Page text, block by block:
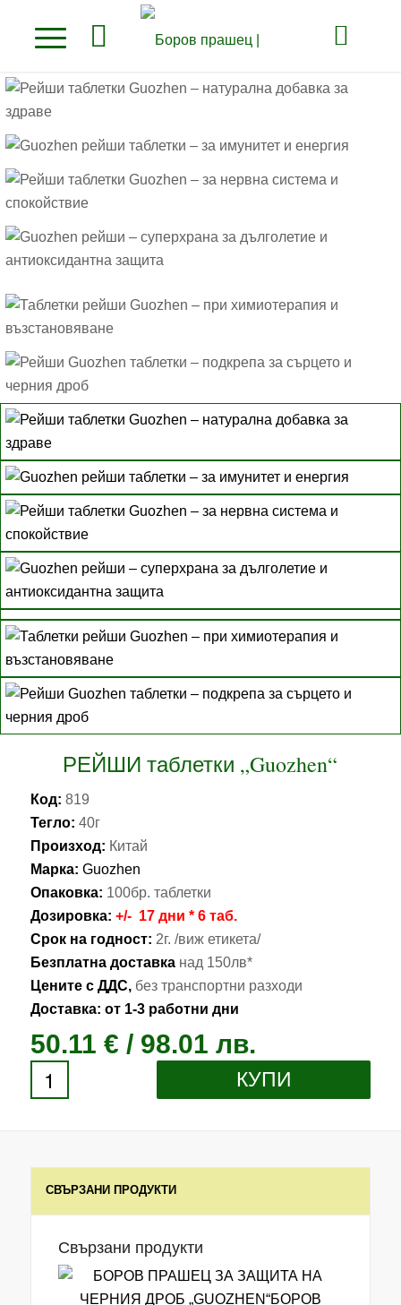
РЕЙШИ таблетки „Guozhen“
Код: 819
Тегло: 40г
Произход: Китай
Марка: Guozhen
Опаковка: 100бр. таблетки
Дозировка: +/- 17 дни * 6 таб.
Срок на годност: 2г. /виж етикета/
Безплатна доставканад 150лв*
Цените с ДДС,без транспортни разходи
Доставка: от 1-3 работни дни
50.11 € / 98.01 лв.
КУПИ
СВЪРЗАНИ ПРОДУКТИ
Свързани продукти